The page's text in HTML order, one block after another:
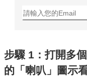
步驟 1：打開多
的「喇叭」圖示